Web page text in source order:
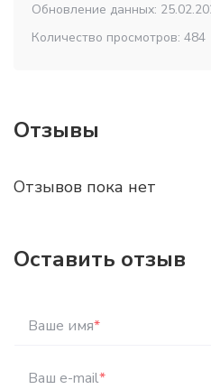
Обновление данных:
Количество просмотров: 484
Отзывы
Отзывов пока нет
Оставить отзыв
Ваше имя*
Ваш e-mail*